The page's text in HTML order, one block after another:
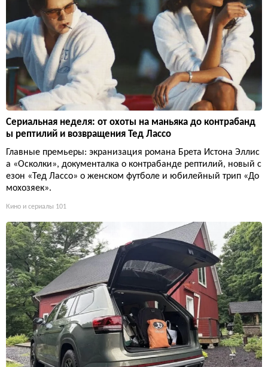
Сериальная неделя: от охоты на маньяка до контрабанд
ы рептилий и возвращения Тед Лассо
Главные премьеры: экранизация романа Брета Истона Эллис
а «Осколки», документалка о контрабанде рептилий, новый с
езон «Тед Лассо» о женском футболе и юбилейный трип «До
мохозяек».
Кино и сериалы 101